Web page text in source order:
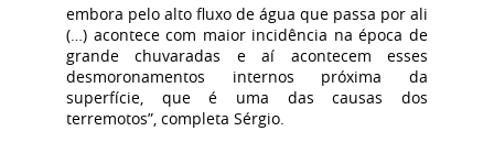
embora pelo alto fluxo de água que passa por ali
(…) acontece com maior incidência na época de
grande chuvaradas e aí acontecem esses
desmoronamentos internos próxima da
superfície, que é uma das causas dos
terremotos”, completa Sérgio.